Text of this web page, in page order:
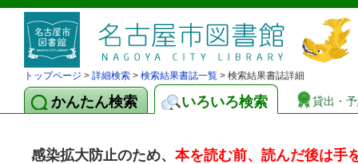
トップページ > 詳細検索 > 検索結果書誌一覧 > 検索結果書誌詳細
かんたん検索 いろいろ検索 貸出・
感染拡大防止のため、本を読む前、読んだ後は手